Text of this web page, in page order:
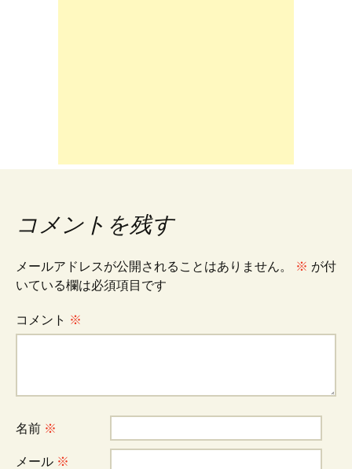
コメントを残す
メールアドレスが公開されることはありません。 ※ が付
いている欄は必須項目です
コメント ※
名前 ※
メール ※